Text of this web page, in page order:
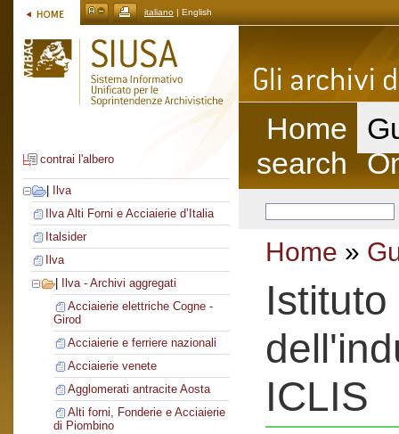
italiano | English
contrai l'albero
Ilva
Ilva Alti Forni e Acciaierie d’Italia
Italsider
Ilva
Ilva - Archivi aggregati
Acciaierie elettriche Cogne -
Girod
Acciaierie e ferriere nazionali
Acciaierie venete
Agglomerati antracite Aosta
Alti forni, Fonderie e Acciaierie
di Piombino
Home
search
Home »
ICLIS